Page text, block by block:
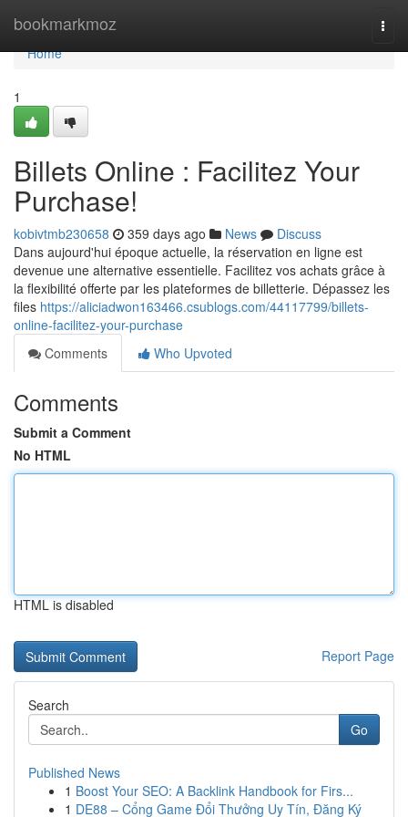
bookmarkmoz
Home
Home
1
Billets Online : Facilitez Your
Purchase!
kobivtmb230658 359 days ago News
Discuss
Dans aujourd'hui époque actuelle, la réservation en ligne est
devenue une alternative essentielle. Facilitez vos achats grâce à
la flexibilité offerte par les plateformes de billetterie. Dépassez les
files https://aliciadwon163466.csublogs.com/44117799/billets-
online-facilitez-your-purchase
Comments
Who Upvoted
Comments
Submit a Comment
No HTML
HTML is disabled
Report Page
Search
Go
Published News
1 Boost Your SEO: A Backlink Handbook for Firs...
1 DE88 – Cổng Game Đổi Thưởng Uy Tín, Đăng Ký